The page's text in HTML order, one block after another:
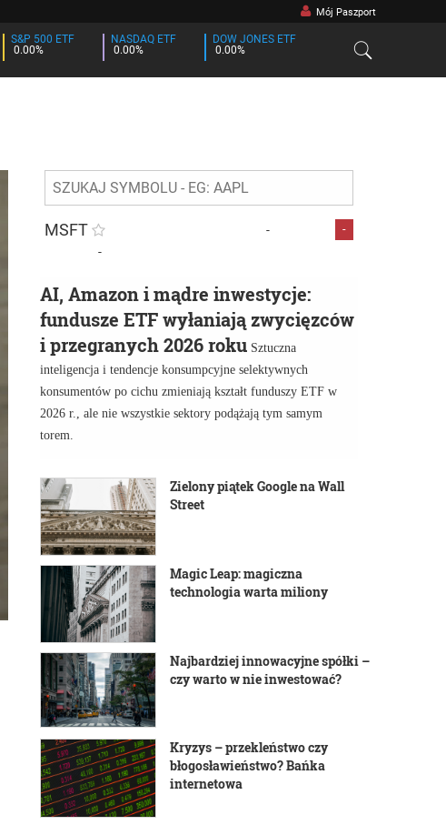
Mój Paszport
S&P 500 ETF
0.00%
NASDAQ ETF
0.00%
DOW JONES ETF
0.00%
MSFT - -
-
AI, Amazon i mądre inwestycje:
fundusze ETF wyłaniają zwycięzców
i przegranych 2026 roku Sztuczna
inteligencja i tendencje konsumpcyjne selektywnych
konsumentów po cichu zmieniają kształt funduszy ETF w
2026 r., ale nie wszystkie sektory podążają tym samym
torem.
Zielony piątek Google na Wall
Street
Magic Leap: magiczna
technologia warta miliony
Najbardziej innowacyjne spółki –
czy warto w nie inwestować?
Kryzys – przekleństwo czy
błogosławieństwo? Bańka
internetowa